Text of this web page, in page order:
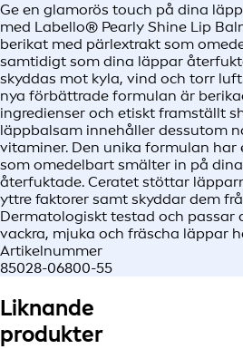
Ge en glamorös touch på dina
med Labello® Pearly Shine Lip
berikat med pärlextrakt som
samtidigt som dina läppar
skyddas mot kyla, vind och torr
nya förbättrade formulan är
ingredienser och etiskt framställt
läppbalsam innehåller dessutom
vitaminer. Den unika formulan har
som omedelbart smälter in på
återfuktade. Ceratet stöttar
yttre faktorer samt skyddar dem
Dermatologiskt testad och passar
vackra, mjuka och fräscha läppar
Artikelnummer
85028-06800-55
Liknande
produkter